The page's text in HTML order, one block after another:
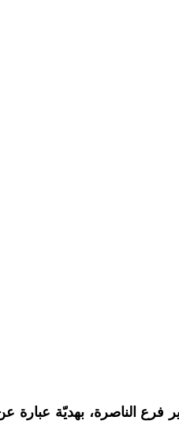
الناصرة، بهديّة عبارة